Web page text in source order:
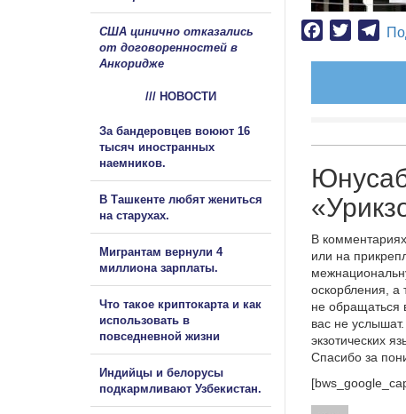
Facebook
Twitter
В
или на
оскорбления, а
не обращаться
вас не
экзотических
Спасибо за
США цинично отказались
от договоренностей в
Анкоридже
/// НОВОСТИ
За бандеровцев воюют 16
тысяч иностранных
наемников.
В Ташкенте любят жениться
на старухах.
Мигрантам вернули 4
миллиона зарплаты.
Что такое криптокарта и как
использовать в
повседневной жизни
Индийцы и белорусы
подкармливают Узбекистан.